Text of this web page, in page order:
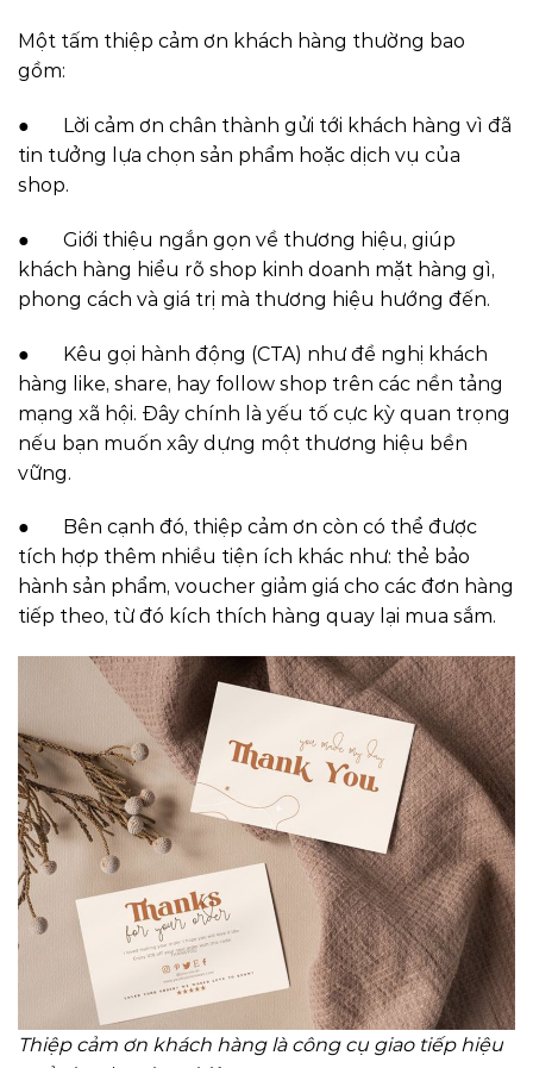
Một tấm thiệp cảm ơn khách hàng thường bao
gồm:
● Lời cảm ơn chân thành gửi tới khách hàng vì đã
tin tưởng lựa chọn sản phẩm hoặc dịch vụ của
shop.
● Giới thiệu ngắn gọn về thương hiệu, giúp
khách hàng hiểu rõ shop kinh doanh mặt hàng gì,
phong cách và giá trị mà thương hiệu hướng đến.
● Kêu gọi hành động (CTA) như đề nghị khách
hàng like, share, hay follow shop trên các nền tảng
mạng xã hội. Đây chính là yếu tố cực kỳ quan trọng
nếu bạn muốn xây dựng một thương hiệu bền
vững.
● Bên cạnh đó, thiệp cảm ơn còn có thể được
tích hợp thêm nhiều tiện ích khác như: thẻ bảo
hành sản phẩm, voucher giảm giá cho các đơn hàng
tiếp theo, từ đó kích thích hàng quay lại mua sắm.
Thiệp cảm ơn khách hàng là công cụ giao tiếp hiệu